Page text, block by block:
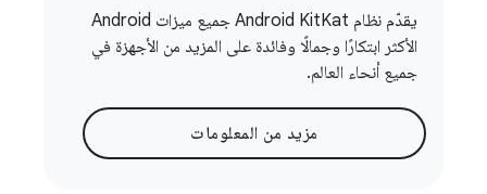
يقدّم نظام Android KitKat جميع ميزات Android
الأكثر ابتكارًا وجمالًا وفائدة على المزيد من الأجهزة في
جميع أنحاء العالم.
مزيد من المعلومات